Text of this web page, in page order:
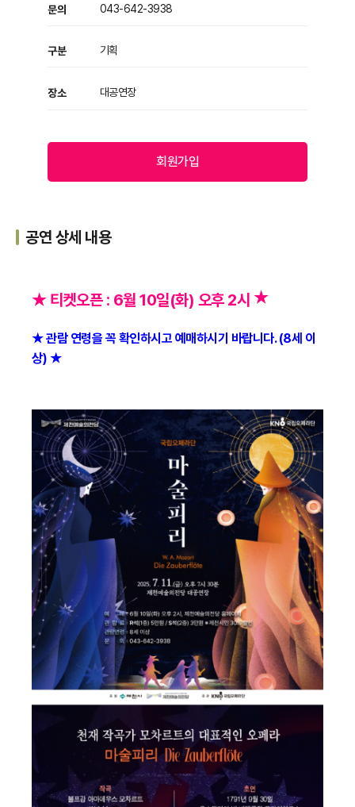
문의 043-642-3938
구분 기획
장소 대공연장
회원가입
공연 상세 내용
★ 티켓오픈 : 6월 10일(화) 오후 2시 ★
★ 관람 연령을 꼭 확인하시고 예매하시기 바랍니다. (8세 이
상) ★